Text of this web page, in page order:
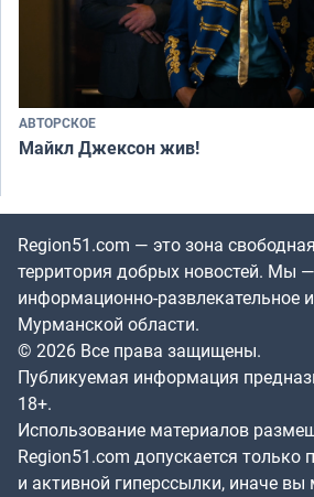
АВТОРСКОЕ
Майкл Джексон жив!
Region51.com — это зона
территория добрых новостей. Мы
информационно-развлекательное
Мурманской области.
© 2026 Все права защищены.
Публикуемая информация
18+.
Использование материалов
Region51.com допускается только
и активной гиперссылки, иначе